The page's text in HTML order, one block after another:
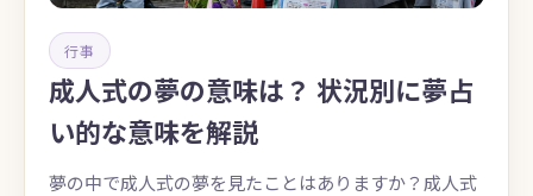
行事
成人式の夢の意味は？ 状況別に夢占
い的な意味を解説
夢の中で成人式の夢を見たことはありますか？成人式